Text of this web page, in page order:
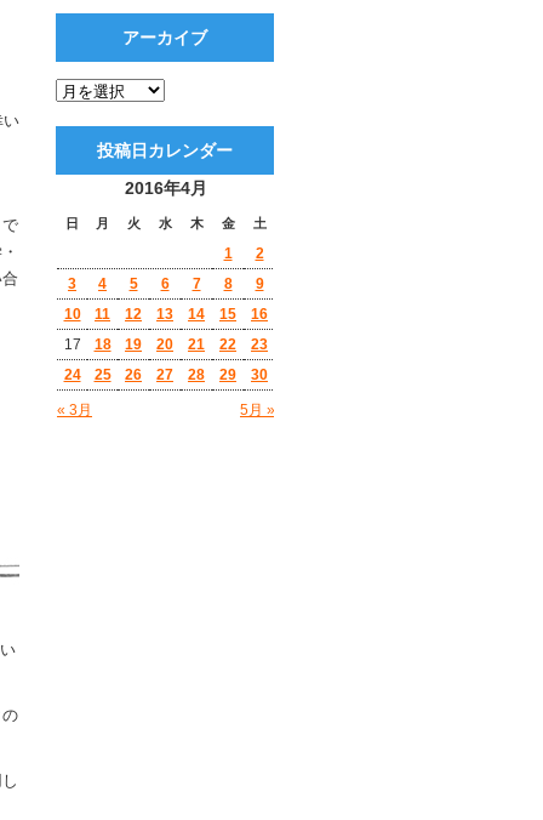
い
アーカイブ
投稿日カレンダー
2016年4月
日 月 火 水 木 金 土
« 3月 5月 »
1
2
3
4 5 6 7 8
9
10
11 12 13 14 15
16
17
18 19 20 21 22
23
24
25 26 27 28 29 30